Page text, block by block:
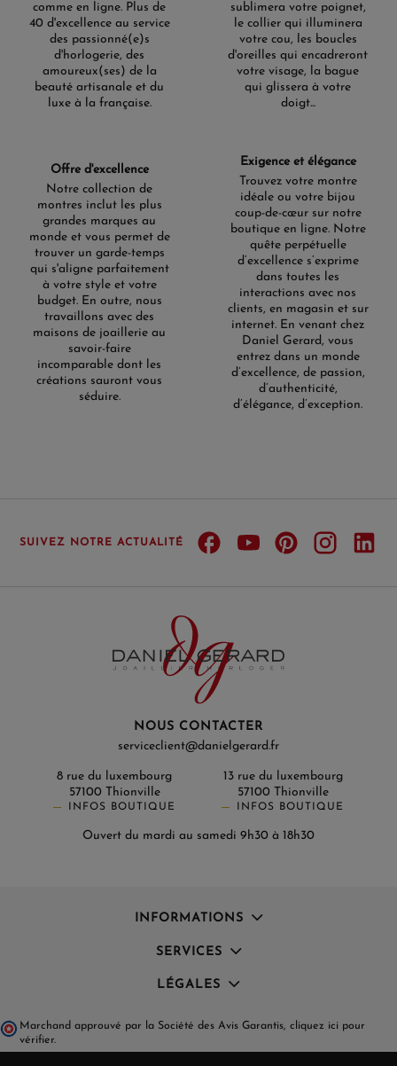
comme en ligne. Plus de
40 d'excellence au service
des passionné(e)s
d'horlogerie, des
amoureux(ses) de la
beauté artisanale et du
luxe à la française.
sublimera votre poignet,
le collier qui illuminera
votre cou, les boucles
d'oreilles qui encadreront
votre visage, la bague
qui glissera à votre
doigt...
Offre d'excellence
Notre collection de
montres inclut les plus
grandes marques au
monde et vous permet de
trouver un garde-temps
qui s'aligne parfaitement
à votre style et votre
budget. En outre, nous
travaillons avec des
maisons de joaillerie au
savoir-faire
incomparable dont les
créations sauront vous
séduire.
Exigence et élégance
Trouvez votre montre
idéale ou votre bijou
coup-de-cœur sur notre
boutique en ligne. Notre
quête perpétuelle
d’excellence s’exprime
dans toutes les
interactions avec nos
clients, en magasin et sur
internet. En venant chez
Daniel Gerard, vous
entrez dans un monde
d’excellence, de passion,
d’authenticité,
d’élégance, d’exception.
SUIVEZ NOTRE ACTUALITÉ
NOUS CONTACTER
serviceclient@danielgerard.fr
8 rue du luxembourg
57100 Thionville
INFOS BOUTIQUE
13 rue du luxembourg
57100 Thionville
INFOS BOUTIQUE
Ouvert du mardi au samedi 9h30 à 18h30
INFORMATIONS
SERVICES
LÉGALES
Marchand approuvé par la Société des Avis Garantis, cliquez ici pour
vérifier.